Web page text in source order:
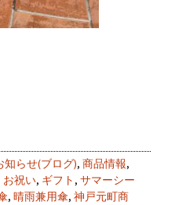
知らせ(ブログ), 商品情報,
お祝い, ギフト , サマーシー
, 晴雨兼用傘, 神戸元町商